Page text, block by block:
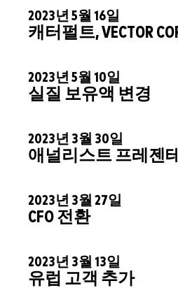
2023년 5월 16일
캐터펄트, VECTOR
2023년 5월 10일
실질 보유액 변경
2023년 3월 30일
애널리스트 프레젠
2023년 3월 27일
CFO 전환
2023년 3월 13일
유럽 고객 추가